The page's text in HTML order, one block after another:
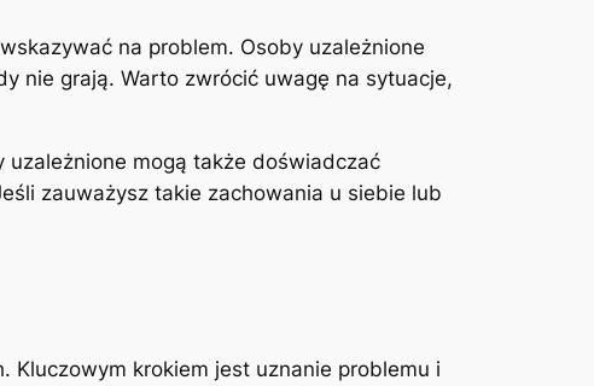
na problem. Osoby uzależnione
nie grają. Warto zwrócić uwagę na sytuacje,
uzależnione mogą także doświadczać
zauważysz takie zachowania u siebie lub
Kluczowym krokiem jest uznanie problemu i